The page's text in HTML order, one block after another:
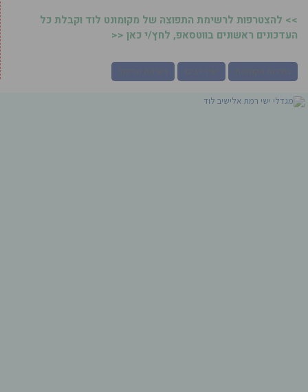
>> להצטרפות לרשימת התפוצה של מקומונט לוד וקבלת כל
העדכונים ראשונים בווטסאפ, לחץ/י כאן <<